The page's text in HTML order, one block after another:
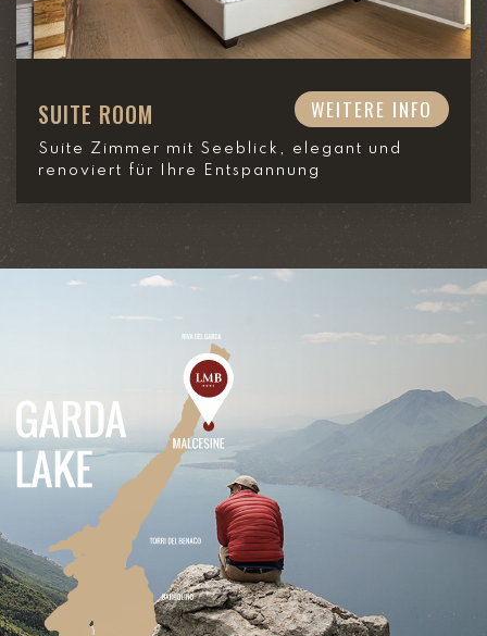
SUITE ROOM WEITERE INFO
Suite Zimmer mit Seeblick, elegant und
renoviert für Ihre Entspannung